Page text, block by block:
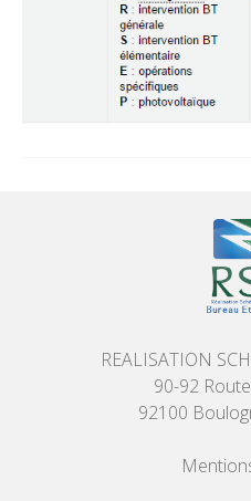
REALISATION
90-92
92100